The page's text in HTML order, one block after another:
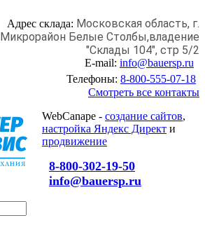
Адрес склада: Московская область, г.
Микрорайон Белые Столбы,владение
"Склады 104", стр 5/2
E-mail: info@bauersp.ru
Телефоны: 8-800-555-07-18
Смотреть все контакты
WebCanape - создание сайтов,
настройка Яндекс Директ и
продвижение
8-800-302-19-50
info@bauersp.ru